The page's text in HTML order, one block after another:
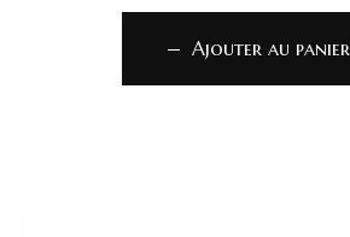
Ajouter au panier